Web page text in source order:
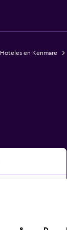
Hoteles en Kenmare